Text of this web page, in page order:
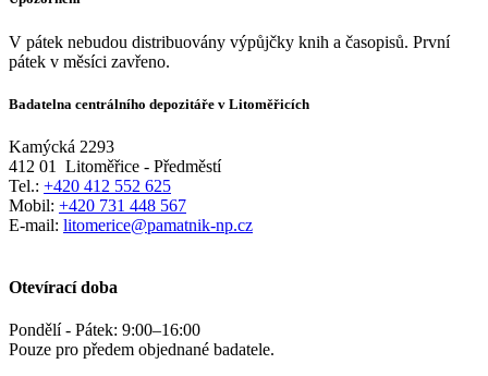
V pátek nebudou distribuovány výpůjčky knih a časopisů. První
pátek v měsíci zavřeno.
Badatelna centrálního depozitáře v Litoměřicích
Kamýcká 2293
412 01
Litoměřice - Předměstí
Tel.: +420 412 552 625
Mobil: +420 731 448 567
E-mail: litomerice@pamatnik-np.cz
Otevírací doba
Pondělí - Pátek: 9:00–16:00
Pouze pro předem objednané badatele.